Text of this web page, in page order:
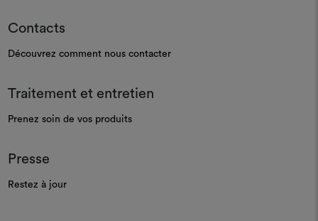
Contacts
Découvrez comment nous contacter
Traitement et entretien
Prenez soin de vos produits
Presse
Restez à jour